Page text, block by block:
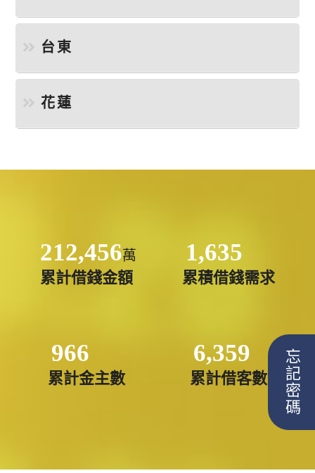
台東
花蓮
212,456萬
累計借錢金額
1,635
累積借錢需求
966
累計金主數
6,359
累計借客數 忘記密碼